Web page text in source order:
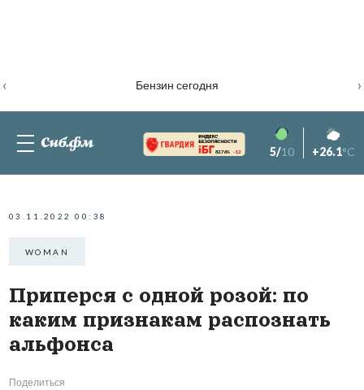
Бензин сегодня
‹ ›
82.76% -1.2 5/10 +26.1°C
03.11.2022 00:38
WOMAN
Приперся с одной розой: по
каким признакам распознать
альфонса
Поделиться